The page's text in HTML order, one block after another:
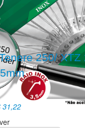
250/ XTZ
31,22